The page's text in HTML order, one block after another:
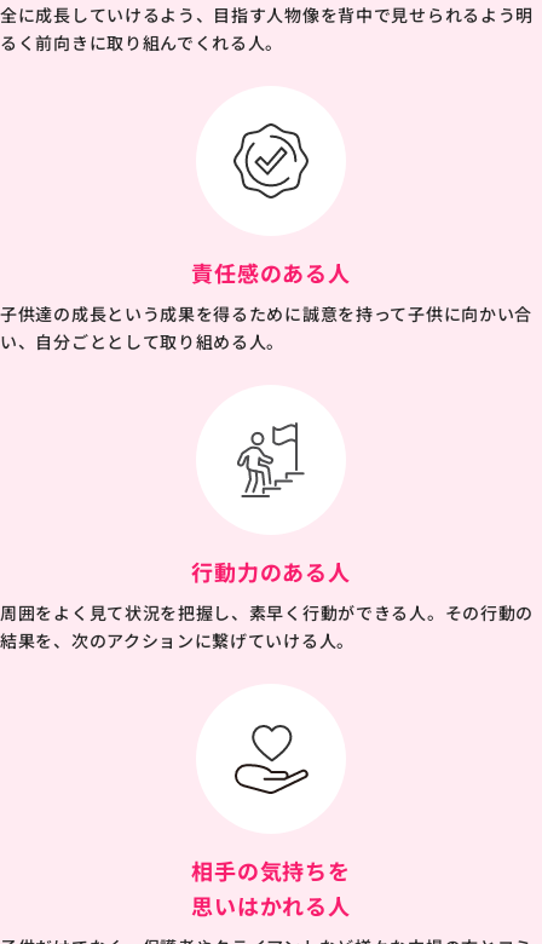
全に成長していけるよう、目指す人物像を背中で見せられるよう明
るく前向きに取り組んでくれる人。
責任感のある人
子供達の成長という成果を得るために誠意を持って子供に向かい合
い、自分ごととして取り組める人。
行動力のある人
周囲をよく見て状況を把握し、素早く行動ができる人。その行動の
結果を、次のアクションに繋げていける人。
相手の気持ちを
思いはかれる人